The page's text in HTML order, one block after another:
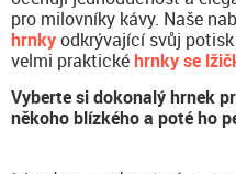
pro milovníky kávy. Naše
hrnkyodkrývající svůj
velmi praktickéhrnky se
Vyberte si dokonalý hrnek
někoho blízkého a poté ho